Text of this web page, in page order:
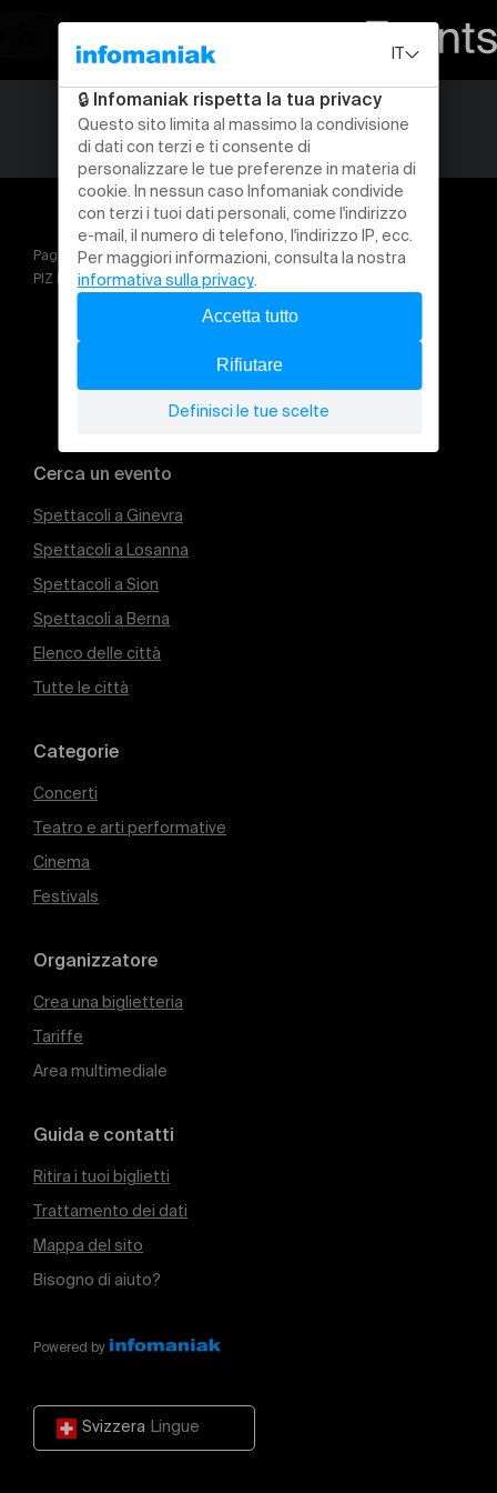
Pagina iniziale
Festivals
PIZ PALÜ PASS 2 JOURS 14+15.08.2026
Cerca un evento
Spettacoli a Ginevra
Spettacoli a Losanna
Spettacoli a Sion
Spettacoli a Berna
Elenco delle città
Tutte le città
Categorie
Concerti
Teatro e arti performative
Cinema
Festivals
Organizzatore
Crea una biglietteria
Tariffe
Area multimediale
Guida e contatti
Ritira i tuoi biglietti
Trattamento dei dati
Mappa del sito
Bisogno di aiuto?
Powered by
Svizzera Lingue